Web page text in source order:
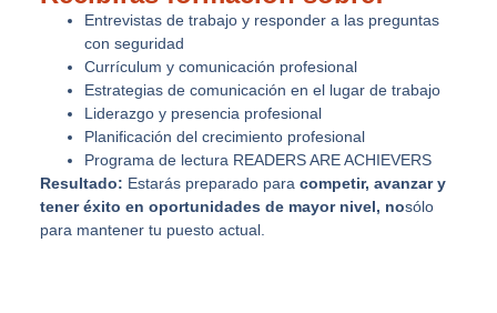
Entrevistas de trabajo y responder a las preguntas
con seguridad
Currículum y comunicación profesional
Estrategias de comunicación en el lugar de trabajo
Liderazgo y presencia profesional
Planificación del crecimiento profesional
Programa de lectura READERS ARE ACHIEVERS
Resultado: Estarás preparado para competir, avanzar y
tener éxito en oportunidades de mayor nivel, nosólo
para mantener tu puesto actual.